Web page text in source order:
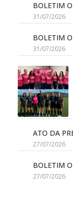
BOLETIM
31/07/2026
BOLETIM
31/07/2026
ATO DA
27/07/2026
BOLETIM
27/07/2026